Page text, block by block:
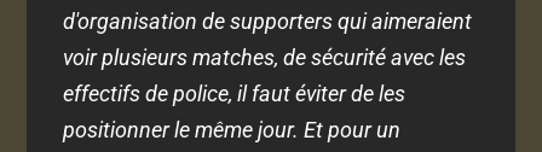
d'organisation de supporters qui aimeraient
voir plusieurs matches, de sécurité avec les
effectifs de police, il faut éviter de les
positionner le même jour. Et pour un